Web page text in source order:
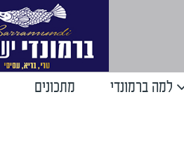
למה ברמונדי מתכונים